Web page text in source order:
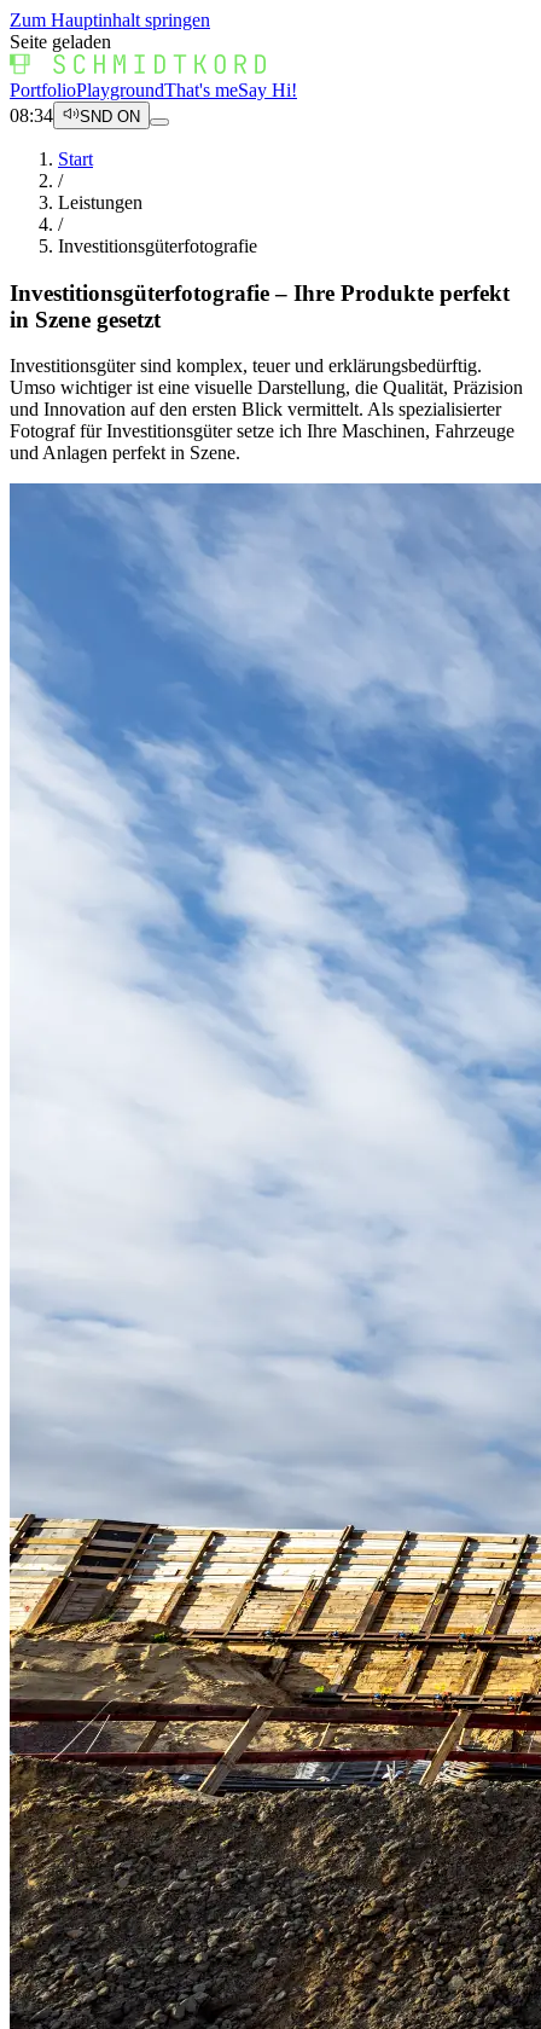
Zum Hauptinhalt springen
Seite geladen
PortfolioPlaygroundThat's meSay Hi!
08:34
SND ON
Start
/
Leistungen
/
Investitionsgüterfotografie
Investitionsgüterfotografie – Ihre Produkte perfekt
in Szene gesetzt
Investitionsgüter sind komplex, teuer und erklärungsbedürftig.
Umso wichtiger ist eine visuelle Darstellung, die Qualität, Präzision
und Innovation auf den ersten Blick vermittelt. Als spezialisierter
Fotograf für Investitionsgüter setze ich Ihre Maschinen, Fahrzeuge
und Anlagen perfekt in Szene.